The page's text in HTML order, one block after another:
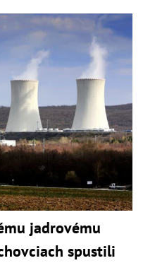
jadrovému
spustili